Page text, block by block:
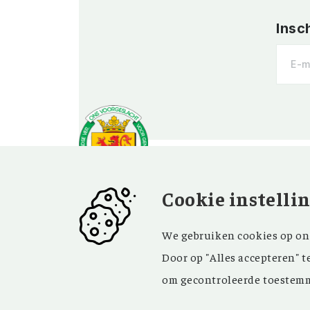
OVER OV
CONTACT
Contact
Bezoekadres
Cookie
We gebruiken cookies op
Door op "Alles accepteren"
om gecontroleerde